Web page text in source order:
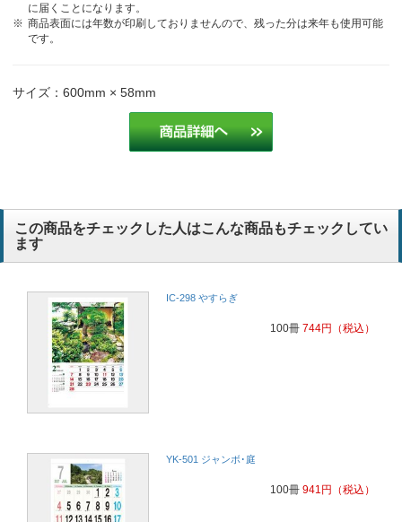
に届くことになります。
商品表面には年数が印刷しておりませんので、残った分は来年も使用可能
です。
サイズ：600mm × 58mm
この商品をチェックした人はこんな商品もチェックしてい
ます
IC-298 やすらぎ
100冊 744円 （税込）
YK-501 ジャンボ･庭
100冊 941 円 （税込）